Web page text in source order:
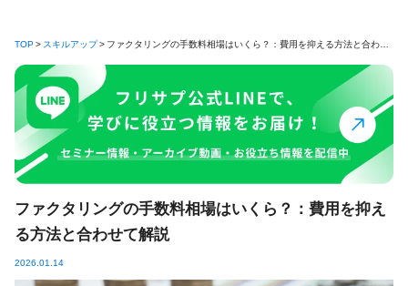
TOP スキルアップ ファクタリングの手数料相場はいくら？：費用を抑える方法と合わせて解説
ファクタリングの手数料相場はいくら？：費用を抑え
る方法と合わせて解説
2026.01.14